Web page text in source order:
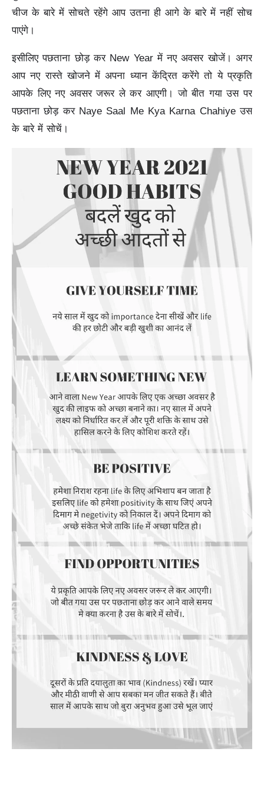
चीज के बारे में सोचते रहेंगे आप उतना ही आगे के बारे में नहीं सोच
पाएंगे।
इसीलिए पछताना छोड़ कर New Year में नए अवसर खोजें। अगर
आप नए रास्ते खोजने में अपना ध्यान केंद्रित करेंगे तो ये प्रकृति
आपके लिए नए अवसर जरूर ले कर आएगी। जो बीत गया उस पर
पछताना छोड़ कर Naye Saal Me Kya Karna Chahiye उस
के बारे में सोचें।